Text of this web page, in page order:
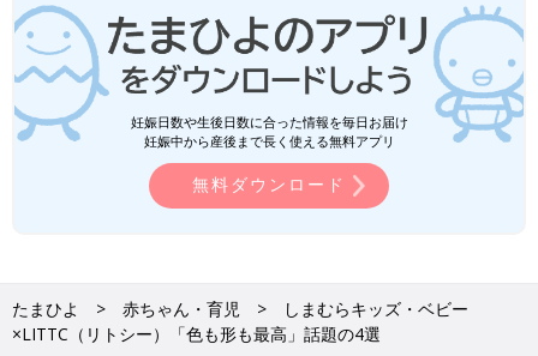
妊娠日数や生後日数に合った情報を毎日お届け
妊娠中から産後まで長く使える無料アプリ
無料ダウンロード
たまひよ 赤ちゃん・育児
しまむらキッズ・ベビー
×LITTC（リトシー）「色も形も最高」話題の4選